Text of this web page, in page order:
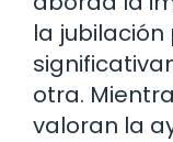
la
otra.
valoran la